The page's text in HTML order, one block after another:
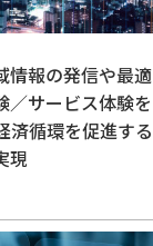
情報の発信や最適
／サービス体験を
済循環を促進する
現